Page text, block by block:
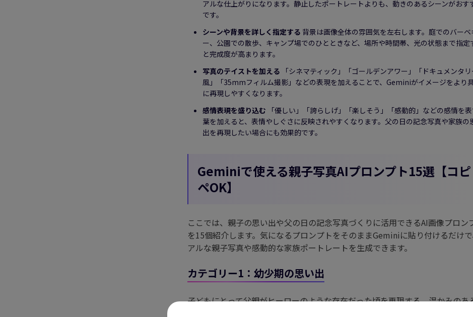
アルな仕上がりになります。静止したポートレートよりも、動きのあるシーンがおす
です。
シーンや背景を詳しく指定する 背景は画像全体の雰囲気を左右します。庭でのバーベ
ー、公園での散歩、キャンプ場でのひとときなど、場所や時間帯、光の状態まで指定
と完成度が高まります。
写真のテイストを加える
「シネマティック」「ゴールデンアワー」「ドキュメンタリ
風」「35mmフィルム撮影」などの表現を加えることで、Geminiがイメージをより
に再現しやすくなります。
感情表現を盛り込む
「優しい」「誇らしげ」「楽しそう」「感動的」などの感情を
葉を加えると、表情やしぐさに反映されやすくなります。父の日の記念写真や家族の
出を再現したい場合にも効果的です。
Geminiで使える親子写真AIプロンプト15選【コピ
ペOK】
ここでは、親子の思い出や父の日の記念写真づくりに活用できるAI画像プロン
を15個紹介します。気になるプロンプトをそのままGeminiに貼り付けるだけで
アルな親子写真や感動的な家族ポートレートを生成できます。
カテゴリー1：幼少期の思い出
子どもにとって父親がヒーローのような存在だった頃を再現する、温かみのあ